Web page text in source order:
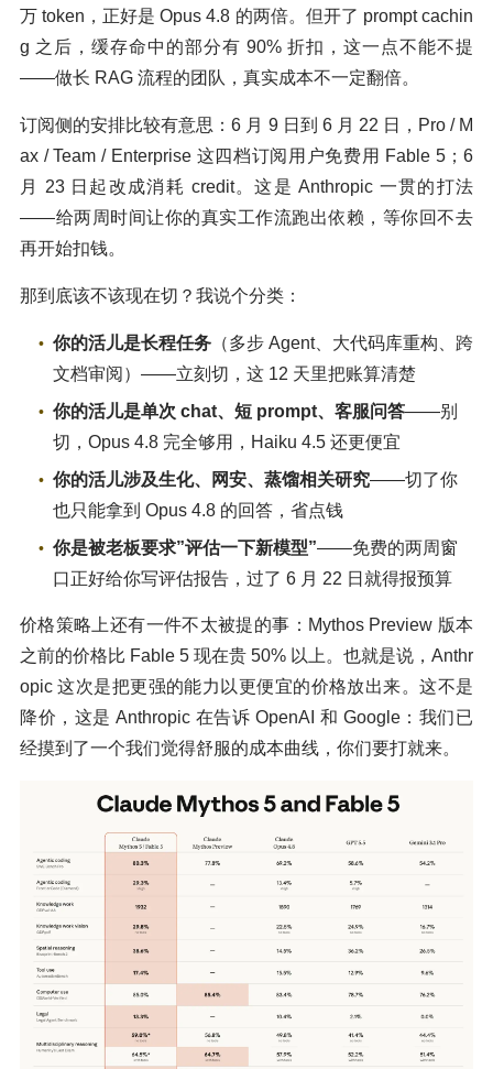
万 token，正好是 Opus 4.8 的两倍。但开了 prompt cachin
g 之后，缓存命中的部分有 90% 折扣，这一点不能不提
——做长 RAG 流程的团队，真实成本不一定翻倍。
订阅侧的安排比较有意思：6 月 9 日到 6 月 22 日，Pro / M
ax / Team / Enterprise 这四档订阅用户免费用 Fable 5；6
月 23 日起改成消耗 credit。这是 Anthropic 一贯的打法
——给两周时间让你的真实工作流跑出依赖，等你回不去
再开始扣钱。
那到底该不该现在切？我说个分类：
你的活儿是长程任务 （多步 Agent、大代码库重构、跨
文档审阅）——立刻切，这 12 天里把账算清楚
你的活儿是单次 chat、短 prompt、客服问答——别
切，Opus 4.8 完全够用，Haiku 4.5 还更便宜
你的活儿涉及生化、网安、蒸馏相关研究——切了你
也只能拿到 Opus 4.8 的回答，省点钱
你是被老板要求”评估一下新模型”——免费的两周窗
口正好给你写评估报告，过了 6 月 22 日就得报预算
价格策略上还有一件不太被提的事：Mythos Preview 版本
之前的价格比 Fable 5 现在贵 50% 以上。也就是说，Anthr
opic 这次是把更强的能力以更便宜的价格放出来。这不是
降价，这是 Anthropic 在告诉 OpenAI 和 Google：我们已
经摸到了一个我们觉得舒服的成本曲线，你们要打就来。